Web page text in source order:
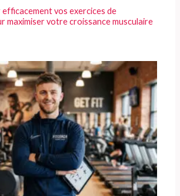
vos exercices de
maximiser votre croissance musculaire